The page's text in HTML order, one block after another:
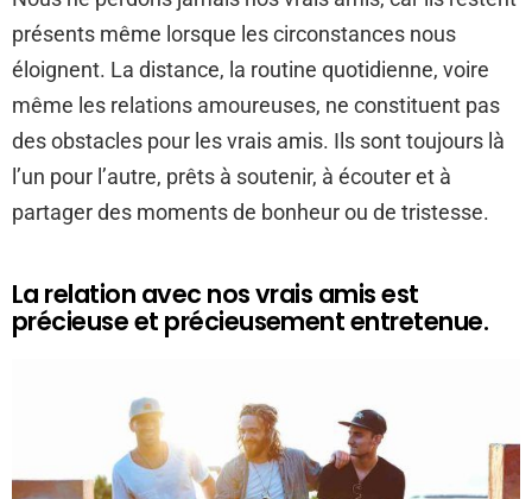
présents même lorsque les circonstances nous
éloignent. La distance, la routine quotidienne, voire
même les relations amoureuses, ne constituent pas
des obstacles pour les vrais amis. Ils sont toujours là
l’un pour l’autre, prêts à soutenir, à écouter et à
partager des moments de bonheur ou de tristesse.
La relation avec nos vrais amis est
précieuse et précieusement entretenue.